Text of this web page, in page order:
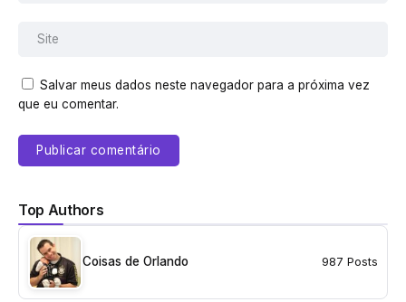
Salvar meus dados neste navegador para a próxima vez
que eu comentar.
Top Authors
Coisas de Orlando 987 Posts